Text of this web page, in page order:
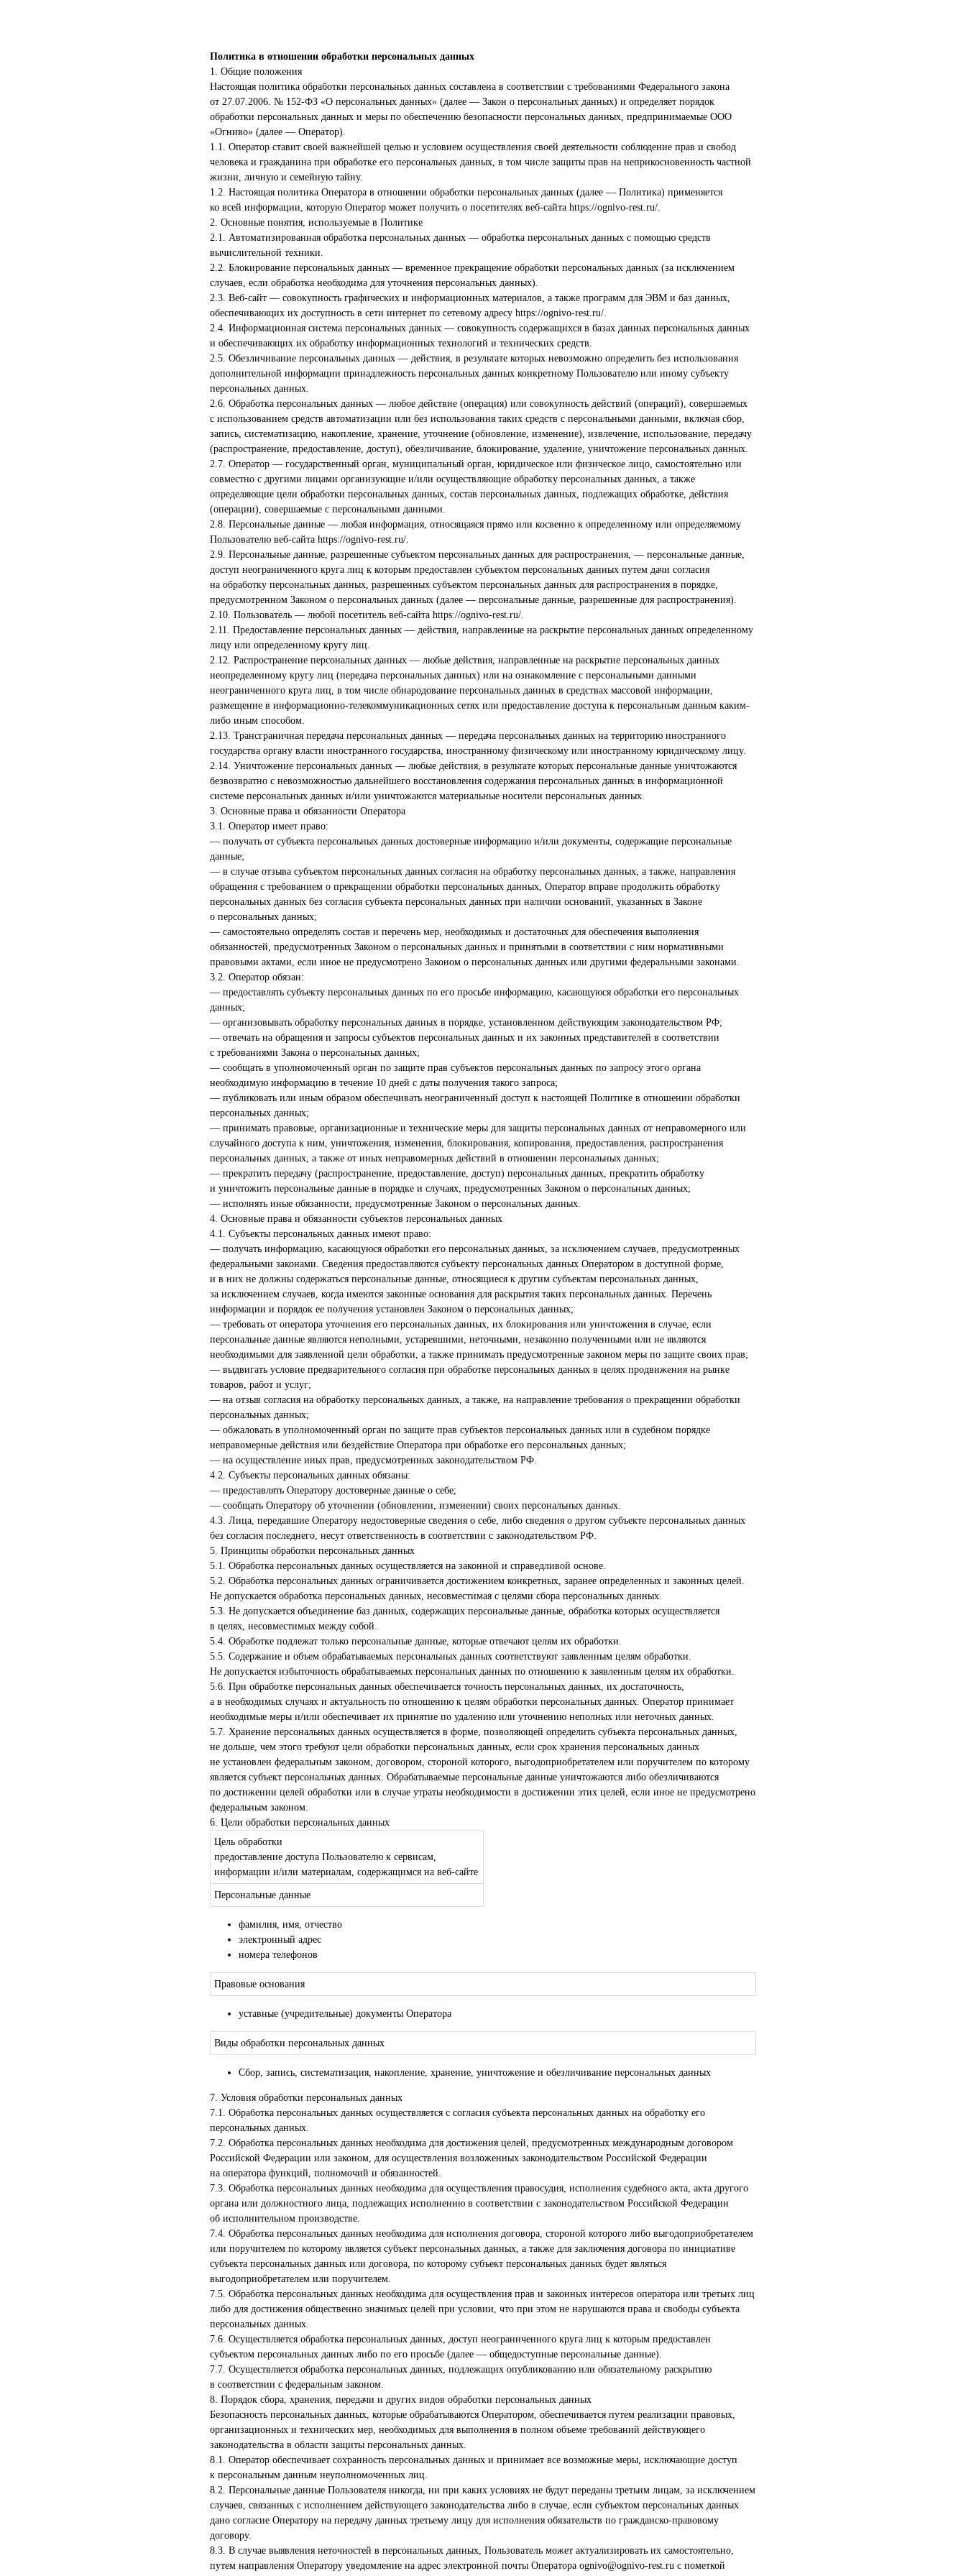
Политика в отношении обработки персональных данных
1. Общие положения
Настоящая политика обработки персональных данных составлена в соответствии с требованиями Федерального закона
от 27.07.2006. № 152-ФЗ «О персональных данных» (далее — Закон о персональных данных) и определяет порядок
обработки персональных данных и меры по обеспечению безопасности персональных данных, предпринимаемые ООО
«Огниво» (далее — Оператор).
1.1. Оператор ставит своей важнейшей целью и условием осуществления своей деятельности соблюдение прав и свобод
человека и гражданина при обработке его персональных данных, в том числе защиты прав на неприкосновенность частной
жизни, личную и семейную тайну.
1.2. Настоящая политика Оператора в отношении обработки персональных данных (далее — Политика) применяется
ко всей информации, которую Оператор может получить о посетителях веб-сайта https://ognivo-rest.ru/.
2. Основные понятия, используемые в Политике
2.1. Автоматизированная обработка персональных данных — обработка персональных данных с помощью средств
вычислительной техники.
2.2. Блокирование персональных данных — временное прекращение обработки персональных данных (за исключением
случаев, если обработка необходима для уточнения персональных данных).
2.3. Веб-сайт — совокупность графических и информационных материалов, а также программ для ЭВМ и баз данных,
обеспечивающих их доступность в сети интернет по сетевому адресу https://ognivo-rest.ru/.
2.4. Информационная система персональных данных — совокупность содержащихся в базах данных персональных данных
и обеспечивающих их обработку информационных технологий и технических средств.
2.5. Обезличивание персональных данных — действия, в результате которых невозможно определить без использования
дополнительной информации принадлежность персональных данных конкретному Пользователю или иному субъекту
персональных данных.
2.6. Обработка персональных данных — любое действие (операция) или совокупность действий (операций), совершаемых
с использованием средств автоматизации или без использования таких средств с персональными данными, включая сбор,
запись, систематизацию, накопление, хранение, уточнение (обновление, изменение), извлечение, использование, передачу
(распространение, предоставление, доступ), обезличивание, блокирование, удаление, уничтожение персональных данных.
2.7. Оператор — государственный орган, муниципальный орган, юридическое или физическое лицо, самостоятельно или
совместно с другими лицами организующие и/или осуществляющие обработку персональных данных, а также
определяющие цели обработки персональных данных, состав персональных данных, подлежащих обработке, действия
(операции), совершаемые с персональными данными.
2.8. Персональные данные — любая информация, относящаяся прямо или косвенно к определенному или определяемому
Пользователю веб-сайта https://ognivo-rest.ru/.
2.9. Персональные данные, разрешенные субъектом персональных данных для распространения, — персональные данные,
доступ неограниченного круга лиц к которым предоставлен субъектом персональных данных путем дачи согласия
на обработку персональных данных, разрешенных субъектом персональных данных для распространения в порядке,
предусмотренном Законом о персональных данных (далее — персональные данные, разрешенные для распространения).
2.10. Пользователь — любой посетитель веб-сайта https://ognivo-rest.ru/.
2.11. Предоставление персональных данных — действия, направленные на раскрытие персональных данных определенному
лицу или определенному кругу лиц.
2.12. Распространение персональных данных — любые действия, направленные на раскрытие персональных данных
неопределенному кругу лиц (передача персональных данных) или на ознакомление с персональными данными
неограниченного круга лиц, в том числе обнародование персональных данных в средствах массовой информации,
размещение в информационно-телекоммуникационных сетях или предоставление доступа к персональным данным каким-
либо иным способом.
2.13. Трансграничная передача персональных данных — передача персональных данных на территорию иностранного
государства органу власти иностранного государства, иностранному физическому или иностранному юридическому лицу.
2.14. Уничтожение персональных данных — любые действия, в результате которых персональные данные уничтожаются
безвозвратно с невозможностью дальнейшего восстановления содержания персональных данных в информационной
системе персональных данных и/или уничтожаются материальные носители персональных данных.
3. Основные права и обязанности Оператора
3.1. Оператор имеет право:
— получать от субъекта персональных данных достоверные информацию и/или документы, содержащие персональные
данные;
— в случае отзыва субъектом персональных данных согласия на обработку персональных данных, а также, направления
обращения с требованием о прекращении обработки персональных данных, Оператор вправе продолжить обработку
персональных данных без согласия субъекта персональных данных при наличии оснований, указанных в Законе
о персональных данных;
— самостоятельно определять состав и перечень мер, необходимых и достаточных для обеспечения выполнения
обязанностей, предусмотренных Законом о персональных данных и принятыми в соответствии с ним нормативными
правовыми актами, если иное не предусмотрено Законом о персональных данных или другими федеральными законами.
3.2. Оператор обязан:
— предоставлять субъекту персональных данных по его просьбе информацию, касающуюся обработки его персональных
данных;
— организовывать обработку персональных данных в порядке, установленном действующим законодательством РФ;
— отвечать на обращения и запросы субъектов персональных данных и их законных представителей в соответствии
с требованиями Закона о персональных данных;
— сообщать в уполномоченный орган по защите прав субъектов персональных данных по запросу этого органа
необходимую информацию в течение 10 дней с даты получения такого запроса;
— публиковать или иным образом обеспечивать неограниченный доступ к настоящей Политике в отношении обработки
персональных данных;
— принимать правовые, организационные и технические меры для защиты персональных данных от неправомерного или
случайного доступа к ним, уничтожения, изменения, блокирования, копирования, предоставления, распространения
персональных данных, а также от иных неправомерных действий в отношении персональных данных;
— прекратить передачу (распространение, предоставление, доступ) персональных данных, прекратить обработку
и уничтожить персональные данные в порядке и случаях, предусмотренных Законом о персональных данных;
— исполнять иные обязанности, предусмотренные Законом о персональных данных.
4. Основные права и обязанности субъектов персональных данных
4.1. Субъекты персональных данных имеют право:
— получать информацию, касающуюся обработки его персональных данных, за исключением случаев, предусмотренных
федеральными законами. Сведения предоставляются субъекту персональных данных Оператором в доступной форме,
и в них не должны содержаться персональные данные, относящиеся к другим субъектам персональных данных,
за исключением случаев, когда имеются законные основания для раскрытия таких персональных данных. Перечень
информации и порядок ее получения установлен Законом о персональных данных;
— требовать от оператора уточнения его персональных данных, их блокирования или уничтожения в случае, если
персональные данные являются неполными, устаревшими, неточными, незаконно полученными или не являются
необходимыми для заявленной цели обработки, а также принимать предусмотренные законом меры по защите своих прав;
— выдвигать условие предварительного согласия при обработке персональных данных в целях продвижения на рынке
товаров, работ и услуг;
— на отзыв согласия на обработку персональных данных, а также, на направление требования о прекращении обработки
персональных данных;
— обжаловать в уполномоченный орган по защите прав субъектов персональных данных или в судебном порядке
неправомерные действия или бездействие Оператора при обработке его персональных данных;
— на осуществление иных прав, предусмотренных законодательством РФ.
4.2. Субъекты персональных данных обязаны:
— предоставлять Оператору достоверные данные о себе;
— сообщать Оператору об уточнении (обновлении, изменении) своих персональных данных.
4.3. Лица, передавшие Оператору недостоверные сведения о себе, либо сведения о другом субъекте персональных данных
без согласия последнего, несут ответственность в соответствии с законодательством РФ.
5. Принципы обработки персональных данных
5.1. Обработка персональных данных осуществляется на законной и справедливой основе.
5.2. Обработка персональных данных ограничивается достижением конкретных, заранее определенных и законных целей.
Не допускается обработка персональных данных, несовместимая с целями сбора персональных данных.
5.3. Не допускается объединение баз данных, содержащих персональные данные, обработка которых осуществляется
в целях, несовместимых между собой.
5.4. Обработке подлежат только персональные данные, которые отвечают целям их обработки.
5.5. Содержание и объем обрабатываемых персональных данных соответствуют заявленным целям обработки.
Не допускается избыточность обрабатываемых персональных данных по отношению к заявленным целям их обработки.
5.6. При обработке персональных данных обеспечивается точность персональных данных, их достаточность,
а в необходимых случаях и актуальность по отношению к целям обработки персональных данных. Оператор принимает
необходимые меры и/или обеспечивает их принятие по удалению или уточнению неполных или неточных данных.
5.7. Хранение персональных данных осуществляется в форме, позволяющей определить субъекта персональных данных,
не дольше, чем этого требуют цели обработки персональных данных, если срок хранения персональных данных
не установлен федеральным законом, договором, стороной которого, выгодоприобретателем или поручителем по которому
является субъект персональных данных. Обрабатываемые персональные данные уничтожаются либо обезличиваются
по достижении целей обработки или в случае утраты необходимости в достижении этих целей, если иное не предусмотрено
федеральным законом.
6. Цели обработки персональных данных
Цель обработки
предоставление доступа Пользователю к сервисам,
информации и/или материалам, содержащимся на веб-сайте
Персональные данные
фамилия, имя, отчество
электронный адрес
номера телефонов
Правовые основания
уставные (учредительные) документы Оператора
Виды обработки персональных данных
Сбор, запись, систематизация, накопление, хранение, уничтожение и обезличивание персональных данных
7. Условия обработки персональных данных
7.1. Обработка персональных данных осуществляется с согласия субъекта персональных данных на обработку его
персональных данных.
7.2. Обработка персональных данных необходима для достижения целей, предусмотренных международным договором
Российской Федерации или законом, для осуществления возложенных законодательством Российской Федерации
на оператора функций, полномочий и обязанностей.
7.3. Обработка персональных данных необходима для осуществления правосудия, исполнения судебного акта, акта другого
органа или должностного лица, подлежащих исполнению в соответствии с законодательством Российской Федерации
об исполнительном производстве.
7.4. Обработка персональных данных необходима для исполнения договора, стороной которого либо выгодоприобретателем
или поручителем по которому является субъект персональных данных, а также для заключения договора по инициативе
субъекта персональных данных или договора, по которому субъект персональных данных будет являться
выгодоприобретателем или поручителем.
7.5. Обработка персональных данных необходима для осуществления прав и законных интересов оператора или третьих лиц
либо для достижения общественно значимых целей при условии, что при этом не нарушаются права и свободы субъекта
персональных данных.
7.6. Осуществляется обработка персональных данных, доступ неограниченного круга лиц к которым предоставлен
субъектом персональных данных либо по его просьбе (далее — общедоступные персональные данные).
7.7. Осуществляется обработка персональных данных, подлежащих опубликованию или обязательному раскрытию
в соответствии с федеральным законом.
8. Порядок сбора, хранения, передачи и других видов обработки персональных данных
Безопасность персональных данных, которые обрабатываются Оператором, обеспечивается путем реализации правовых,
организационных и технических мер, необходимых для выполнения в полном объеме требований действующего
законодательства в области защиты персональных данных.
8.1. Оператор обеспечивает сохранность персональных данных и принимает все возможные меры, исключающие доступ
к персональным данным неуполномоченных лиц.
8.2. Персональные данные Пользователя никогда, ни при каких условиях не будут переданы третьим лицам, за исключением
случаев, связанных с исполнением действующего законодательства либо в случае, если субъектом персональных данных
дано согласие Оператору на передачу данных третьему лицу для исполнения обязательств по гражданско-правовому
договору.
8.3. В случае выявления неточностей в персональных данных, Пользователь может актуализировать их самостоятельно,
путем направления Оператору уведомление на адрес электронной почты Оператора ognivo@ognivo-rest.ru с пометкой